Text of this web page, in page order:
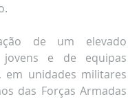
de um elevado
e de equipas
em unidades militares
das Forças Armadas